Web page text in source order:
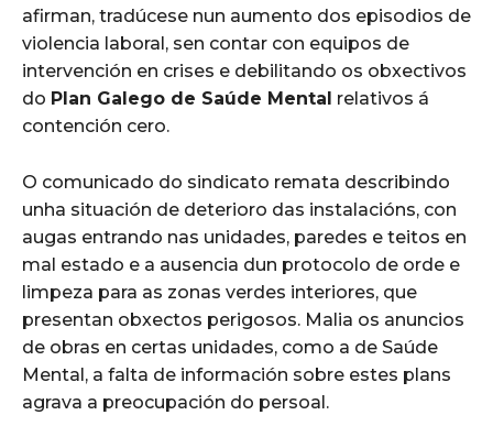
afirman, tradúcese nun aumento dos episodios de
violencia laboral, sen contar con equipos de
intervención en crises e debilitando os obxectivos
do Plan Galego de Saúde Mental relativos á
contención cero.
O comunicado do sindicato remata describindo
unha situación de deterioro das instalacións, con
augas entrando nas unidades, paredes e teitos en
mal estado e a ausencia dun protocolo de orde e
limpeza para as zonas verdes interiores, que
presentan obxectos perigosos. Malia os anuncios
de obras en certas unidades, como a de Saúde
Mental, a falta de información sobre estes plans
agrava a preocupación do persoal.